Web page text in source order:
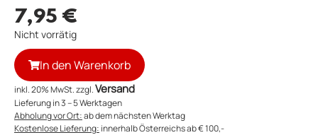
7,95 €
Nicht vorrätig
In den Warenkorb
inkl. 20% MwSt. zzgl.Versand
Lieferung in 3 – 5 Werktagen
Abholung vor Ort:ab dem nächsten Werktag
Kostenlose Lieferung: innerhalb Österreichs ab € 100,-